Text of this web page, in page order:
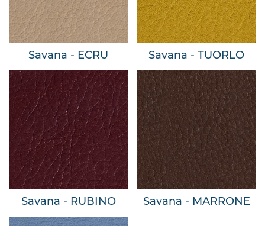
Savana - ECRU Savana - TUORLO
Savana - RUBINO Savana - MARRONE